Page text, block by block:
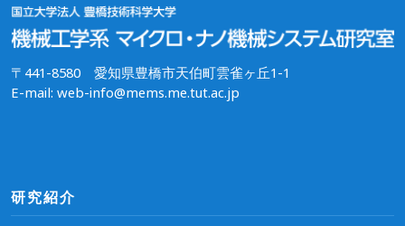
〒441-8580 愛知県豊橋市天伯町雲雀ヶ丘1-1
E-mail: web-info@mems.me.tut.ac.jp
研究紹介